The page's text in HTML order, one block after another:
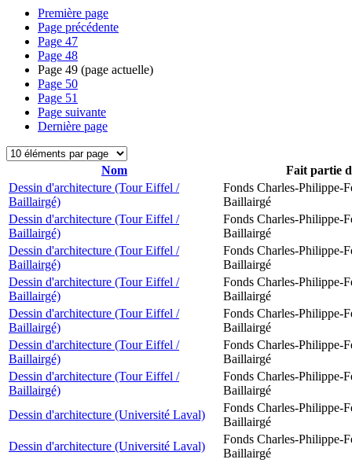
Première page
Page précédente
Page 47
Page 48
Page 49 (page actuelle)
Page 50
Page 51
Page suivante
Dernière page
Nom
Fait partie
Dessin d'architecture (Tour Eiffel /
Baillairgé)
Fonds Charles-Philippe-
Baillairgé
Dessin d'architecture (Tour Eiffel /
Baillairgé)
Fonds Charles-Philippe-
Baillairgé
Dessin d'architecture (Tour Eiffel /
Baillairgé)
Fonds Charles-Philippe-
Baillairgé
Dessin d'architecture (Tour Eiffel /
Baillairgé)
Fonds Charles-Philippe-
Baillairgé
Dessin d'architecture (Tour Eiffel /
Baillairgé)
Fonds Charles-Philippe-
Baillairgé
Dessin d'architecture (Tour Eiffel /
Baillairgé)
Fonds Charles-Philippe-
Baillairgé
Dessin d'architecture (Tour Eiffel /
Baillairgé)
Fonds Charles-Philippe-
Baillairgé
Dessin d'architecture (Université Laval)
Fonds Charles-Philippe-
Baillairgé
Dessin d'architecture (Université Laval)
Fonds Charles-Philippe-
Baillairgé